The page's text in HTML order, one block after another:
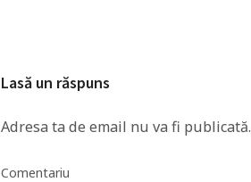
Lasă un răspuns
Adresa ta de email nu va fi publicată.
Comentariu